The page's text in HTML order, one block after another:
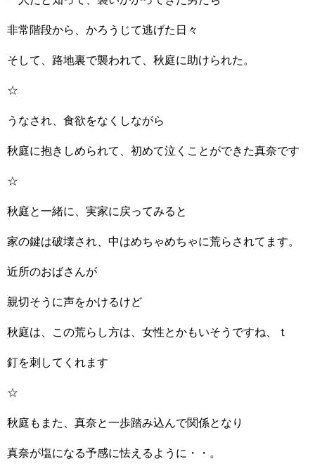
非常階段から、かろうじて逃げた日々
そして、路地裏で襲われて、秋庭に助けられた。
☆
うなされ、食欲をなくしながら
秋庭に抱きしめられて、初めて泣くことができた真奈です
☆
秋庭と一緒に、実家に戻ってみると
家の鍵は破壊され、中はめちゃめちゃに荒らされてます。
近所のおばさんが
親切そうに声をかけるけど
秋庭は、この荒らし方は、女性とかもいそうですね、ｔ
釘を刺してくれます
☆
秋庭もまた、真奈と一歩踏み込んで関係となり
真奈が塩になる予感に怯えるように・・。